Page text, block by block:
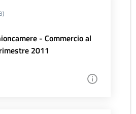
- Commercio al
2011